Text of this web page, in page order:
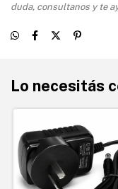
duda, consultanos y te
Lo necesitás